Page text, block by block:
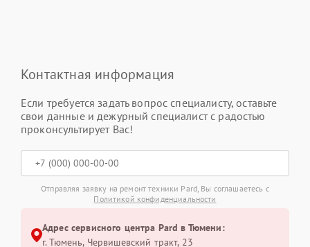
Контактная информация
Если требуется задать вопрос специалисту, оставьте
свои данные и дежурный специалист с радостью
проконсультирует Вас!
Отправляя заявку на ремонт техники Pard, Вы соглашаетесь с
Политикой конфиденциальности
Адрес сервисного центра Pard в Тюмени:
г. Тюмень, ​Червишевский тракт, 23